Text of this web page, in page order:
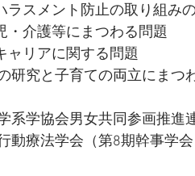
ラスメント防止の取り組み
・介護等にまつわる問題
ャリアに関する問題
研究と子育ての両立にまつ
系学協会男女共同参画推進連
動療法学会（第8期幹事学会